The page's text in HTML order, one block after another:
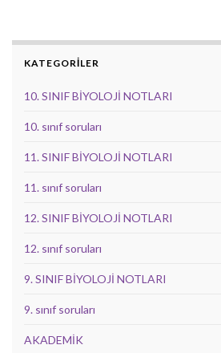
KATEGORİLER
10. SINIF BİYOLOJİ NOTLARI
10. sınıf soruları
11. SINIF BİYOLOJİ NOTLARI
11. sınıf soruları
12. SINIF BİYOLOJİ NOTLARI
12. sınıf soruları
9. SINIF BİYOLOJİ NOTLARI
9. sınıf soruları
AKADEMİK